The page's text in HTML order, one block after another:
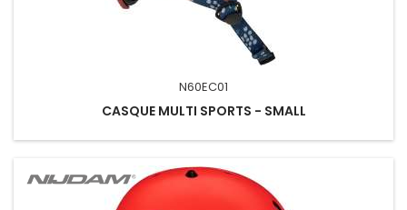
N60EC01
CASQUE MULTI SPORTS - SMALL